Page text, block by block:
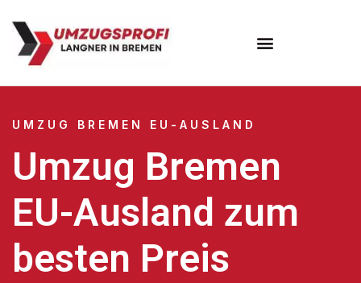
UMZUG BREMEN EU-AUSLAND
Umzug Bremen
EU-Ausland zum
besten Preis